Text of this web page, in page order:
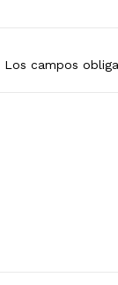
Los campos